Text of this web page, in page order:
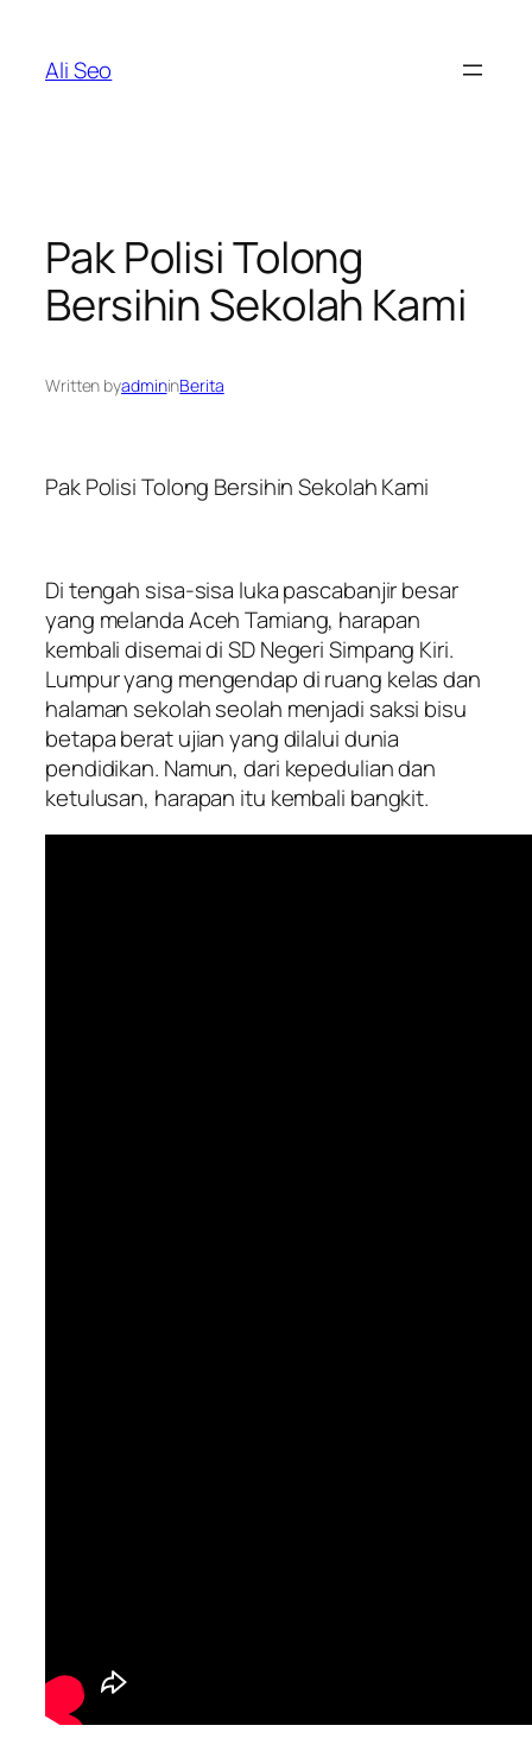
content
Ali Seo
Pak Polisi Tolong
Bersihin Sekolah Kami
Written byadmininBerita
Pak Polisi Tolong Bersihin Sekolah Kami
Di tengah sisa-sisa luka pascabanjir besar
yang melanda Aceh Tamiang, harapan
kembali disemai di SD Negeri Simpang Kiri.
Lumpur yang mengendap di ruang kelas dan
halaman sekolah seolah menjadi saksi bisu
betapa berat ujian yang dilalui dunia
pendidikan. Namun, dari kepedulian dan
ketulusan, harapan itu kembali bangkit.